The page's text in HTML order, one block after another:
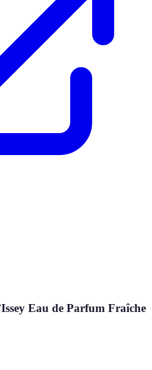
Eau de Parfum Fraîche